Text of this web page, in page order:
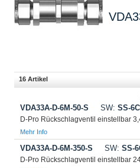
16 Artikel
VDA33A-D-6M-50-S SW: SS-
D-Pro Rückschlagventil einstellbar
Mehr Info
VDA33A-D-6M-350-S SW: SS-
D-Pro Rückschlagventil einstellbar